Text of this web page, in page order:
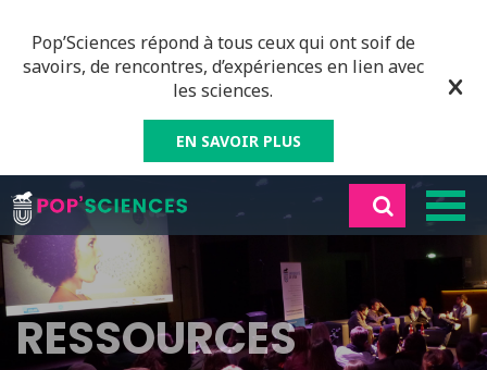
Pop’Sciences répond à tous ceux qui ont soif de
savoirs, de rencontres, d’expériences en lien avec
les sciences.
EN SAVOIR PLUS
RESSOURCES